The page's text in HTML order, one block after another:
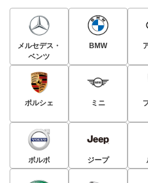
メルセデス・
ベンツ
BMW
ポルシェ ミニ
ボルボ ジープ